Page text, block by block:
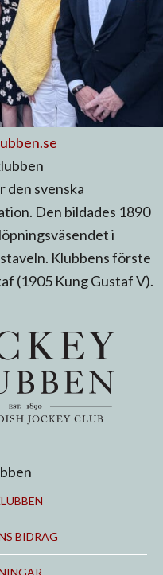
den svenska
Den bildades 1890
i
Klubbens förste
(1905 Kung Gustaf V).
BIDRAG